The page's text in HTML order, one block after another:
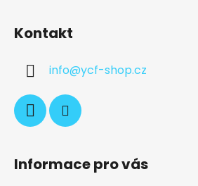
Kontakt
info@ycf-shop.cz
Informace pro vás